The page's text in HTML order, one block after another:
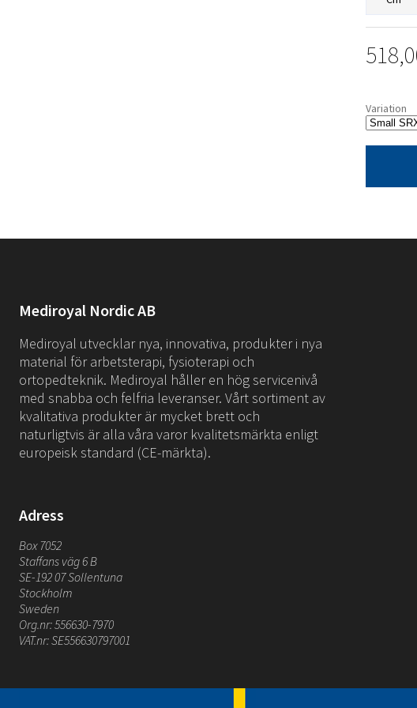
Variation
Mediroyal Nordic AB
Mediroyal utvecklar nya, innovativa, produkter i nya
material för arbetsterapi, fysioterapi och
ortopedteknik. Mediroyal håller en hög servicenivå
med snabba och felfria leveranser. Vårt sortiment av
kvalitativa produkter är mycket brett och
naturligtvis är alla våra varor kvalitetsmärkta enligt
europeisk standard (CE-märkta).
Adress
Box 7052
Staffans väg 6 B
SE-192 07 Sollentuna
Stockholm
Sweden
Org.nr: 556630-7970
VAT.nr: SE556630797001